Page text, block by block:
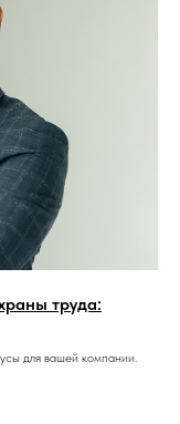
труда:
для вашей компании.